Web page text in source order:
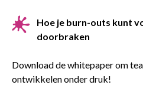
Hoe je burn-outs kunt
doorbraken
Download de whitepaper om
ontwikkelen onder druk!